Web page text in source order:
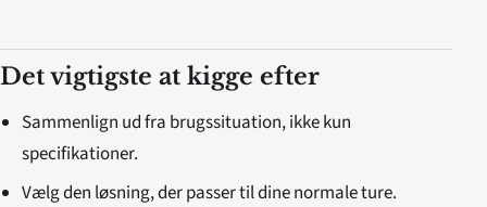
Det vigtigste at kigge efter
Sammenlign ud fra brugssituation, ikke kun
specifikationer.
Vælg den løsning, der passer til dine normale ture.